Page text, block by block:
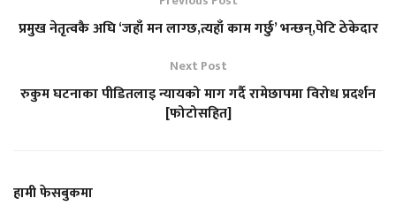
प्रमुख नेतृत्वकै अघि ‘जहाँ मन लाग्छ,त्यहाँ काम गर्छु’ भन्छन्,पेटि ठेकेदार
Next Post
रुकुम घटनाका पीडितलाइ न्यायको माग गर्दै रामेछापमा विरोध प्रदर्शन
[फोटोसहित]
हामी फेसबुकमा